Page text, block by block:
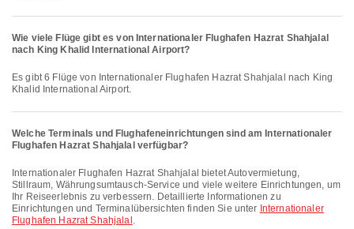
Wie viele Flüge gibt es von Internationaler Flughafen Hazrat Shahjalal
nach King Khalid International Airport?
Es gibt 6 Flüge von Internationaler Flughafen Hazrat Shahjalal nach King
Khalid International Airport.
Welche Terminals und Flughafeneinrichtungen sind am Internationaler
Flughafen Hazrat Shahjalal verfügbar?
Internationaler Flughafen Hazrat Shahjalal bietet Autovermietung,
Stillraum, Währungsumtausch-Service und viele weitere Einrichtungen, um
Ihr Reiseerlebnis zu verbessern. Detaillierte Informationen zu
Einrichtungen und Terminalübersichten finden Sie unter Internationaler
Flughafen Hazrat Shahjalal .